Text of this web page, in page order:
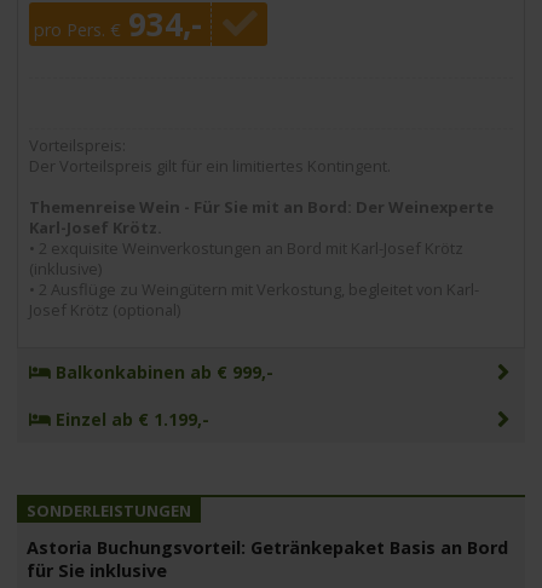
pro Pers. € 934,-
Vorteilspreis:
Der Vorteilspreis gilt für ein limitiertes Kontingent.
Themenreise Wein - Für Sie mit an Bord: Der Weinexperte
Karl-Josef Krötz.
• 2 exquisite Weinverkostungen an Bord mit Karl-Josef Krötz
(inklusive)
• 2 Ausflüge zu Weingütern mit Verkostung, begleitet von Karl-
Josef Krötz (optional)
Balkonkabinen ab € 999,-
Einzel ab € 1.199,-
Astoria Buchungsvorteil: Getränkepaket Basis an Bord
für Sie inklusive